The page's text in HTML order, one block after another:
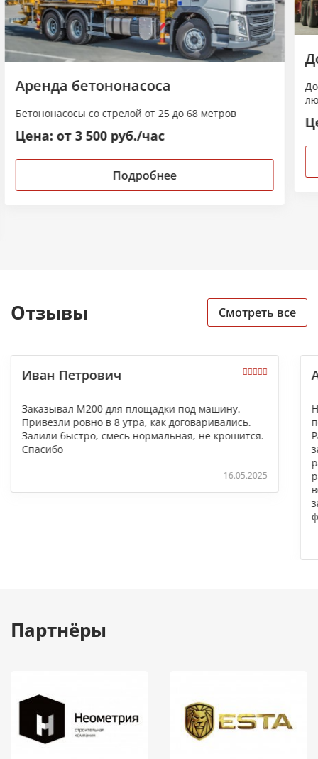
Аренда бетононасоса
Бетононасосы со стрелой от 25 до 68 метров
Цена: от 3 500 руб./час
Подробнее
Отзывы Смотреть все
Иван Петрович
Заказывал М200 для площадки под машину.
Привезли ровно в 8 утра, как договаривались.
Залили быстро, смесь нормальная, не крошится.
Спасибо
16.05.2025
Партнёры